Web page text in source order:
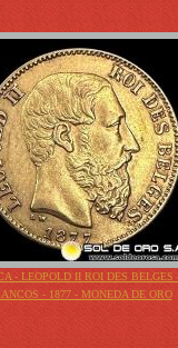
- LEOPOLD II ROI DES BELGES
- 1877 - MONEDA DE ORO